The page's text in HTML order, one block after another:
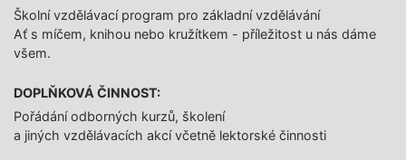
Školní vzdělávací program pro základní vzdělávání
Ať s míčem, knihou nebo kružítkem - příležitost u nás dáme
všem.
DOPLŇKOVÁ ČINNOST:
Pořádání odborných kurzů, školení
a jiných vzdělávacích akcí včetně lektorské činnosti